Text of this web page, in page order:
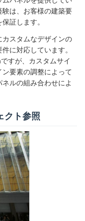
験は、お客様の建築要
証します。
スタムなデザインの
に対応しています。
すが、カスタムサイ
要素の調整によって
ルの組み合わせによ
クト参照